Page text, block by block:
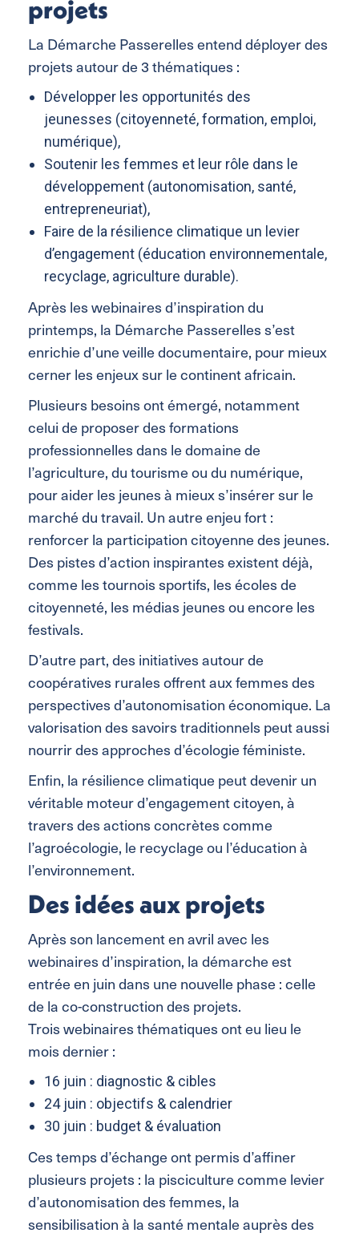
projets
La Démarche Passerelles entend déployer des
projets autour de 3 thématiques :
Développer les opportunités des
jeunesses (citoyenneté, formation, emploi,
numérique),
Soutenir les femmes et leur rôle dans le
développement (autonomisation, santé,
entrepreneuriat),
Faire de la résilience climatique un levier
d’engagement (éducation environnementale,
recyclage, agriculture durable).
Après les webinaires d’inspiration du
printemps, la Démarche Passerelles s’est
enrichie d’une veille documentaire, pour mieux
cerner les enjeux sur le continent africain.
Plusieurs besoins ont émergé, notamment
celui de proposer des formations
professionnelles dans le domaine de
l’agriculture, du tourisme ou du numérique,
pour aider les jeunes à mieux s’insérer sur le
marché du travail. Un autre enjeu fort :
renforcer la participation citoyenne des jeunes.
Des pistes d’action inspirantes existent déjà,
comme les tournois sportifs, les écoles de
citoyenneté, les médias jeunes ou encore les
festivals.
D’autre part, des initiatives autour de
coopératives rurales offrent aux femmes des
perspectives d’autonomisation économique. La
valorisation des savoirs traditionnels peut aussi
nourrir des approches d’écologie féministe.
Enfin, la résilience climatique peut devenir un
véritable moteur d’engagement citoyen, à
travers des actions concrètes comme
l’agroécologie, le recyclage ou l’éducation à
l’environnement.
Des idées aux projets
Après son lancement en avril avec les
webinaires d’inspiration, la démarche est
entrée en juin dans une nouvelle phase : celle
de la co-construction des projets.
Trois webinaires thématiques ont eu lieu le
mois dernier :
16 juin : diagnostic & cibles
24 juin : objectifs & calendrier
30 juin : budget & évaluation
Ces temps d’échange ont permis d’affiner
plusieurs projets : la pisciculture comme levier
d’autonomisation des femmes, la
sensibilisation à la santé mentale auprès des